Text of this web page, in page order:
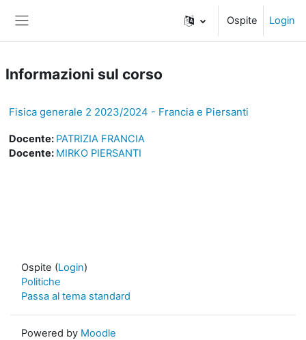
Ospite Login
Informazioni sul corso
Fisica generale 2 2023/2024 - Francia e Piersanti
Docente: PATRIZIA FRANCIA
Docente: MIRKO PIERSANTI
Ospite (Login)
Politiche
Passa al tema standard
Powered by Moodle